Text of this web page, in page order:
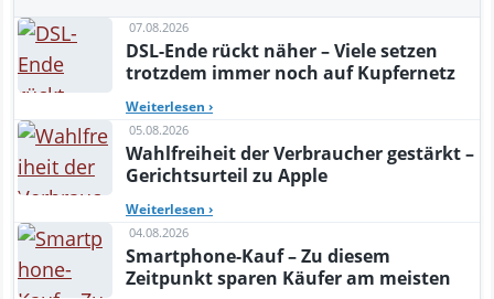
07.08.2026
DSL-Ende rückt näher – Viele setzen
trotzdem immer noch auf Kupfernetz
Weiterlesen ›
05.08.2026
Wahlfreiheit der Verbraucher gestärkt –
Gerichtsurteil zu Apple
Weiterlesen ›
04.08.2026
Smartphone-Kauf – Zu diesem
Zeitpunkt sparen Käufer am meisten